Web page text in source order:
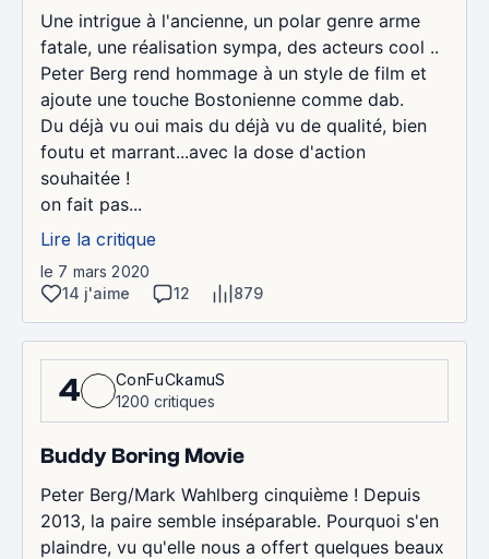
Une intrigue à l'ancienne, un polar genre arme
fatale, une réalisation sympa, des acteurs cool ..
Peter Berg rend hommage à un style de film et
ajoute une touche Bostonienne comme dab.
Du déjà vu oui mais du déjà vu de qualité, bien
foutu et marrant...avec la dose d'action
souhaitée !
on fait pas...
Lire la critique
le 7 mars 2020
14 j'aime
12 879
4
ConFuCkamuS
1200 critiques
Buddy Boring Movie
Peter Berg/Mark Wahlberg cinquième ! Depuis
2013, la paire semble inséparable. Pourquoi s'en
plaindre, vu qu'elle nous a offert quelques beaux